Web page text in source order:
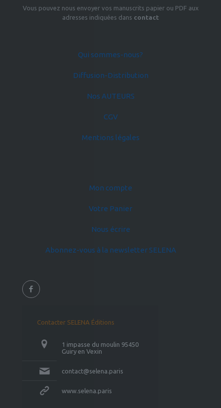
Vous pouvez nous envoyer vos manuscrits papier ou PDF aux
adresses indiquées dans contact
Qui sommes-nous?
Diffusion-Distribution
Nos AUTEURS
CGV
Mentions légales
Mon compte
Votre Panier
Nous écrire
Abonnez-vous à la newsletter SELENA
Contacter SELENA Éditions
1 impasse du moulin 95450
Guiry en Vexin
contact@selena.paris
www.selena.paris